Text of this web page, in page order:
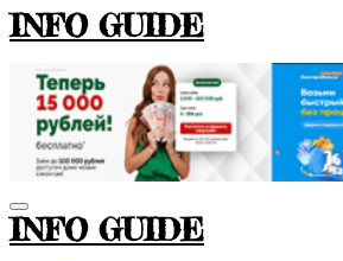
INFO GUIDE
INFO GUIDE